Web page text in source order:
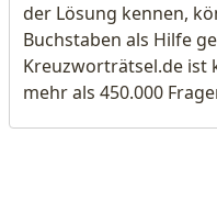
der Lösung kennen,
Buchstaben als Hilfe
Kreuzworträtsel.de ist
mehr als 450.000